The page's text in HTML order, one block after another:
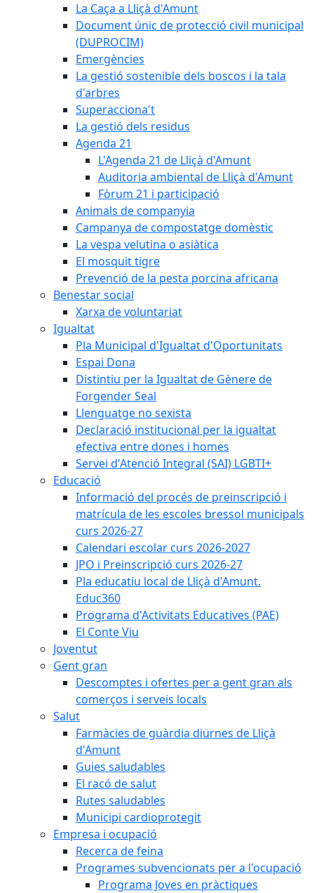
La Caça a Lliçà d'Amunt
Document únic de protecció civil municipal
(DUPROCIM)
Emergències
La gestió sostenible dels boscos i la tala
d'arbres
Superacciona't
La gestió dels residus
Agenda 21
L'Agenda 21 de Lliçà d'Amunt
Auditoria ambiental de Lliçà d'Amunt
Fòrum 21 i participació
Animals de companyia
Campanya de compostatge domèstic
La vespa velutina o asiàtica
El mosquit tigre
Prevenció de la pesta porcina africana
Benestar social
Xarxa de voluntariat
Igualtat
Pla Municipal d'Igualtat d'Oportunitats
Espai Dona
Distintiu per la Igualtat de Gènere de
Forgender Seal
Llenguatge no sexista
Declaració institucional per la igualtat
efectiva entre dones i homes
Servei d'Atenció Integral (SAI) LGBTI+
Educació
Informació del procés de preinscripció i
matrícula de les escoles bressol municipals
curs 2026-27
Calendari escolar curs 2026-2027
JPO i Preinscripció curs 2026-27
Pla educatiu local de Lliçà d'Amunt.
Educ360
Programa d'Activitats Educatives (PAE)
El Conte Viu
Joventut
Gent gran
Descomptes i ofertes per a gent gran als
comerços i serveis locals
Salut
Farmàcies de guàrdia diürnes de Lliçà
d'Amunt
Guies saludables
El racó de salut
Rutes saludables
Municipi cardioprotegit
Empresa i ocupació
Recerca de feina
Programes subvencionats per a l'ocupació
Programa Joves en pràctiques